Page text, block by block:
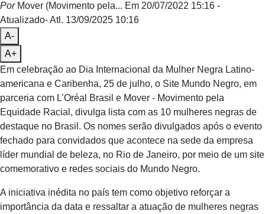
PorMover (Movimento pela... Em 20/07/2022 15:16 -
Atualizado- Atl. 13/09/2025 10:16
A-
A+
Em celebração ao Dia Internacional da Mulher Negra Latino-
americana e Caribenha, 25 de julho, o Site Mundo Negro, em
parceria com L’Oréal Brasil e Mover - Movimento pela
Equidade Racial, divulga lista com as 10 mulheres negras de
destaque no Brasil. Os nomes serão divulgados após o evento
fechado para convidados que acontece na sede da empresa
líder mundial de beleza, no Rio de Janeiro, por meio de um site
comemorativo e redes sociais do Mundo Negro.
A iniciativa inédita no país tem como objetivo reforçar a
importância da data e ressaltar a atuação de mulheres negras